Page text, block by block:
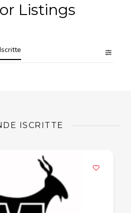
Listings
ISCRITTE